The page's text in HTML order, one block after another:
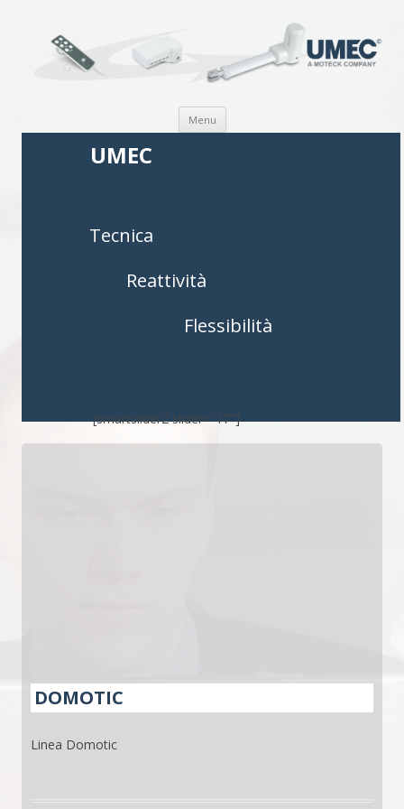
Menu Vai al contenuto
UMEC
Tecnica
Reattività
Flessibilità
[smartslider2 slider="17"]
DOMOTIC
Linea Domotic